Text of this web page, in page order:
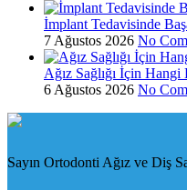
İmplant Tedavisinde
7 Ağustos 2026 No
Ağız Sağlığı İçin Hangi
6 Ağustos 2026 No
Sayın Ortodonti Ağız ve Diş